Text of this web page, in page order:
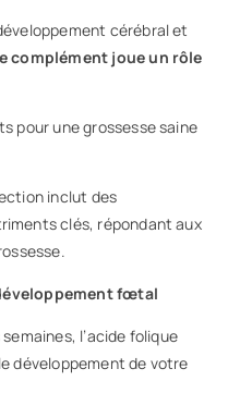
cérébral et
complément joue un rôle
pour une grossesse saine
inclut des
clés, répondant aux
fœtal
l’acide folique
développement de votre